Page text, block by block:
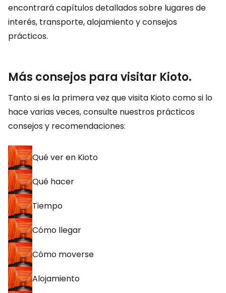
encontrará capítulos detallados sobre lugares de
interés, transporte, alojamiento y consejos
prácticos.
Más consejos para visitar Kioto.
Tanto si es la primera vez que visita Kioto como si lo
hace varias veces, consulte nuestros prácticos
consejos y recomendaciones:
Qué ver en Kioto
Qué hacer
Tiempo
Cómo llegar
Cómo moverse
Alojamiento